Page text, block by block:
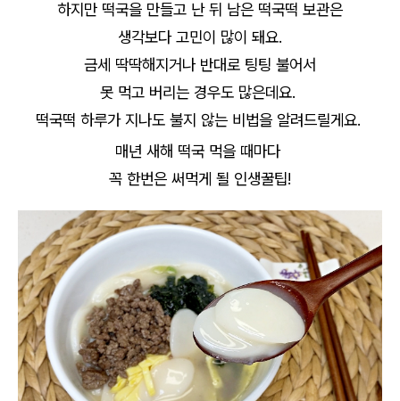
하지만 떡국을 만들고 난 뒤 남은 떡국떡 보관은
생각보다 고민이 많이 돼요.
금세 딱딱해지거나 반대로 팅팅 불어서
못 먹고 버리는 경우도 많은데요.
떡국떡 하루가 지나도 불지 않는 비법을 알려드릴게요.
매년 새해 떡국 먹을 때마다
꼭 한번은 써먹게 될 인생꿀팁!